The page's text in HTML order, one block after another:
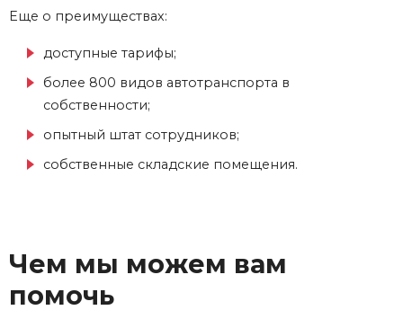
Еще о преимуществах:
доступные тарифы;
более 800 видов автотранспорта в
собственности;
опытный штат сотрудников;
собственные складские помещения.
Чем мы можем вам
помочь